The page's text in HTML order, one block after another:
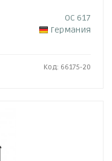
OC 617
Германия
Код: 66175-20